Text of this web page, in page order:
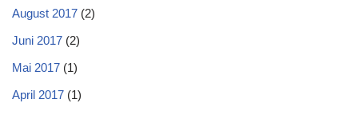
August 2017 (2)
Juni 2017 (2)
Mai 2017 (1)
April 2017 (1)